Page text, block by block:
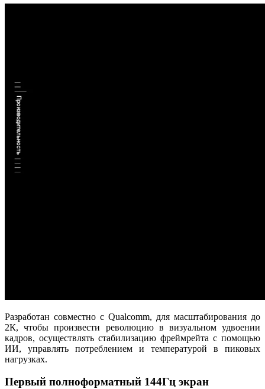
Разработан совместно с Qualcomm, для масштабирования до
2К, чтобы произвести революцию в визуальном удвоении
кадров, осуществлять стабилизацию фреймрейта с помощью
ИИ, управлять потреблением и температурой в пиковых
нагрузках.
Первый полноформатный 144Гц экран